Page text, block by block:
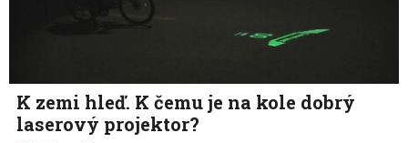
K zemi hleď. K čemu je na kole dobrý
laserový projektor?